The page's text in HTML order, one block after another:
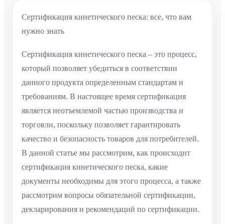
Сертификация кинетического песка: все, что вам
нужно знать
Сертификация кинетического песка – это процесс,
который позволяет убедиться в соответствии
данного продукта определенным стандартам и
требованиям. В настоящее время сертификация
является неотъемлемой частью производства и
торговли, поскольку позволяет гарантировать
качество и безопасность товаров для потребителей.
В данной статье мы рассмотрим, как происходит
сертификация кинетического песка, какие
документы необходимы для этого процесса, а также
рассмотрим вопросы обязательной сертификации,
декларирования и рекомендаций по сертификации.